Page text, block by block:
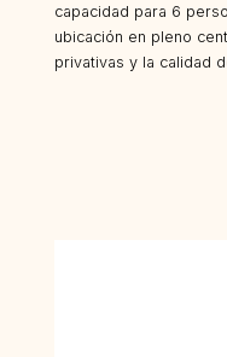
capacidad para 6
ubicación en pleno
privativas y la calidad